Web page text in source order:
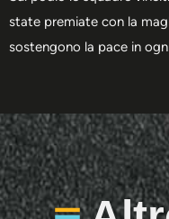
state premiate con la
sostengono la pace in